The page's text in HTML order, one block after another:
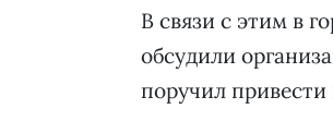
В связи с этим в
обсудили
поручил